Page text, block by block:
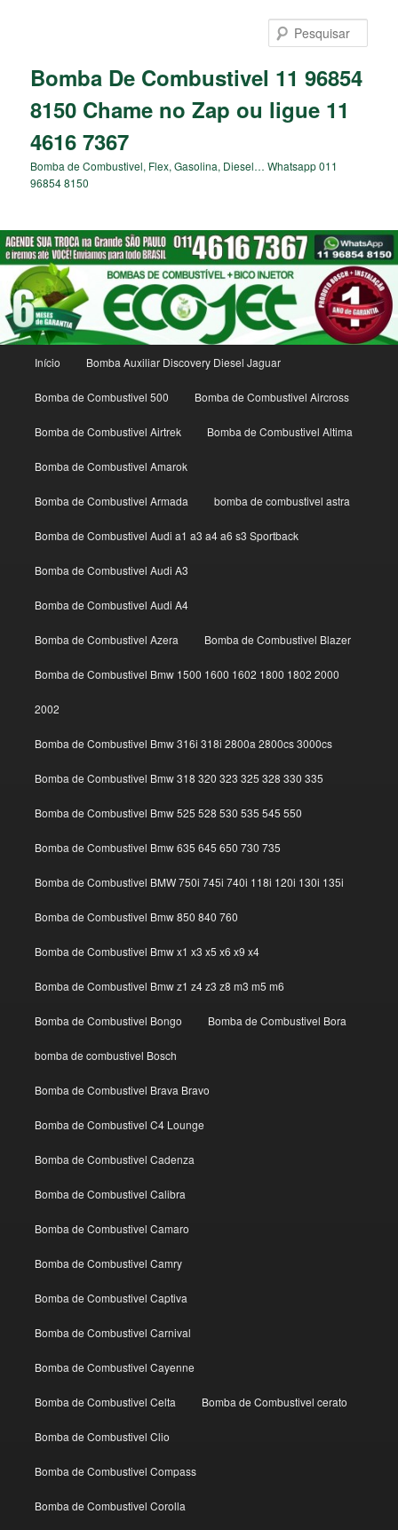
principalBomba De Combustivel 11 96854
8150 Chame no Zap ou ligue 11
4616 7367
Bomba de Combustivel, Flex, Gasolina, Diesel… Whatsapp 011
96854 8150
principal
Início Bomba Auxiliar Discovery Diesel Jaguar
Bomba de Combustivel 500 Bomba de Combustivel Aircross
Bomba de Combustivel Airtrek Bomba de Combustivel Altima
Bomba de Combustivel Amarok
Bomba de Combustivel Armada bomba de combustivel astra
Bomba de Combustivel Audi a1 a3 a4 a6 s3 Sportback
Bomba de Combustivel Audi A3
Bomba de Combustivel Audi A4
Bomba de Combustivel Azera Bomba de Combustivel Blazer
Bomba de Combustivel Bmw 1500 1600 1602 1800 1802 2000
2002
Bomba de Combustivel Bmw 316i 318i 2800a 2800cs 3000cs
Bomba de Combustivel Bmw 318 320 323 325 328 330 335
Bomba de Combustivel Bmw 525 528 530 535 545 550
Bomba de Combustivel Bmw 635 645 650 730 735
Bomba de Combustivel BMW 750i 745i 740i 118i 120i 130i 135i
Bomba de Combustivel Bmw 850 840 760
Bomba de Combustivel Bmw x1 x3 x5 x6 x9 x4
Bomba de Combustivel Bmw z1 z4 z3 z8 m3 m5 m6
Bomba de Combustivel Bongo Bomba de Combustivel Bora
bomba de combustivel Bosch
Bomba de Combustivel Brava Bravo
Bomba de Combustivel C4 Lounge
Bomba de Combustivel Cadenza
Bomba de Combustivel Calibra
Bomba de Combustivel Camaro
Bomba de Combustivel Camry
Bomba de Combustivel Captiva
Bomba de Combustivel Carnival
Bomba de Combustivel Cayenne
Bomba de Combustivel Celta Bomba de Combustivel cerato
Bomba de Combustivel Clio
Bomba de Combustivel Compass
Bomba de Combustivel Corolla